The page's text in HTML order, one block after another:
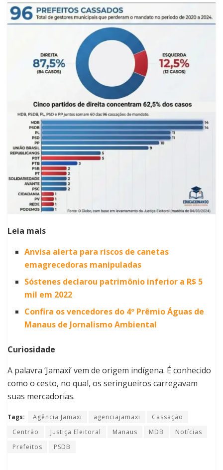
Leia mais
Anvisa alerta para riscos de canetas
emagrecedoras manipuladas
Sóstenes declarou patrimônio inferior a R$ 5
mil em 2022
Confira os vencedores do 4º Prêmio Águas de
Manaus de Jornalismo Ambiental
Curiosidade
A palavra ‘Jamaxi’ vem de origem indígena. É conhecido
como o cesto, no qual, os seringueiros carregavam
suas mercadorias.
Tags: Agência Jamaxi agenciajamaxi
Cassação
Centrão
Justiça Eleitoral Manaus MDB
Notícias
Prefeitos
PSDB